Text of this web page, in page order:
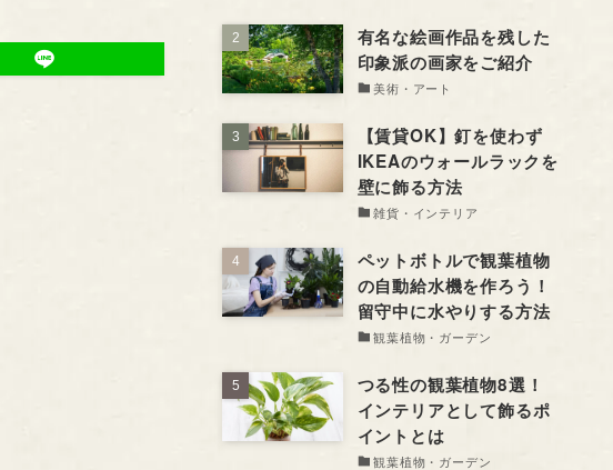
有名な絵画作品を残した
印象派の画家をご紹介
美術・アート
【賃貸OK】釘を使わず
IKEAのウォールラックを
壁に飾る方法
雑貨・インテリア
ペットボトルで観葉植物
の自動給水機を作ろう！
留守中に水やりする方法
観葉植物・ガーデン
つる性の観葉植物8選！
インテリアとして飾るポ
イントとは
観葉植物・ガーデン